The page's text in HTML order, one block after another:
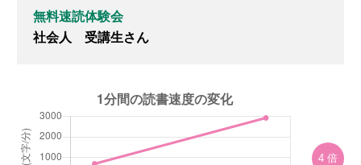
実績
無料体験のお申し込み
無料速読体験会
社会人 受講生さん
4 倍